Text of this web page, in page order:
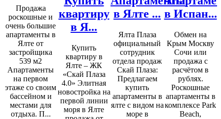
Продажа
роскошные и
очень большие
апартаменты в
Ялте от
застройщика
539 м2
Апартаменты
на первом
этаже со своим
бассейном и
местами для
отдыха. П...
квартиру
в Я...
Купить
квартиру в
Ялте – ЖК
«Скай Плаза
4.0» Элитная
новостройка на
первой линии
моря в Ялте
в Ялте ...
Ялта Плаза
официальный
сотрудник
отдела продаж
Скай Плаза:
Предлагаем
купить
апартаменты в
ялте с видом на
море в
в Испан...
Обмен на
Крым Москву
Сочи или
продажа с
расчётом в
рублях.
Роскошные
апартаменты в
комплексе Park
Beach,